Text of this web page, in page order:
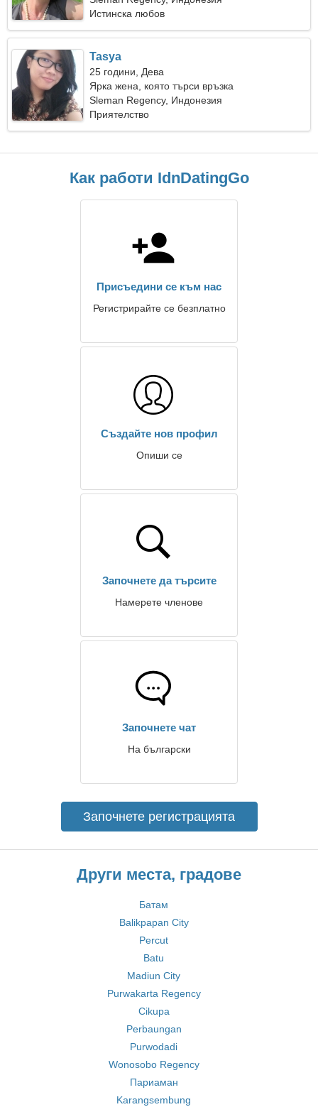
Истинска любов
Tasya
25 години, Дева
Ярка жена, която търси връзка
Sleman Regency, Индонезия
Приятелство
Как работи IdnDatingGo
Присъедини се към нас
Регистрирайте се безплатно
Създайте нов профил
Опиши се
Започнете да търсите
Намерете членове
Започнете чат
На български
Започнете регистрацията
Други места, градове
Батам
Balikpapan City
Percut
Batu
Madiun City
Purwakarta Regency
Cikupa
Perbaungan
Purwodadi
Wonosobo Regency
Париаман
Karangsembung